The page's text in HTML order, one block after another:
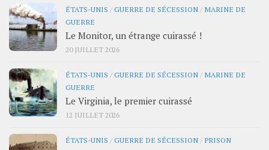
ÉTATS-UNIS /GUERRE DE SÉCESSION / MARINE DE
GUERRE
Le Monitor, un étrange cuirassé !
20 JUILLET 2026
ÉTATS-UNIS /GUERRE DE SÉCESSION / MARINE DE
GUERRE
Le Virginia, le premier cuirassé
12 JUILLET 2026
ÉTATS-UNIS /GUERRE DE SÉCESSION / PRISON